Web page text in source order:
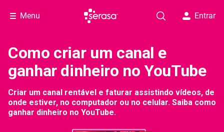
Menu Entrar
Como criar um canal e
ganhar dinheiro no YouTube
Criar um canal rentável e faturar assistindo vídeos, de
onde estiver, no computador ou no celular. Saiba como
ganhar dinheiro no YouTube.